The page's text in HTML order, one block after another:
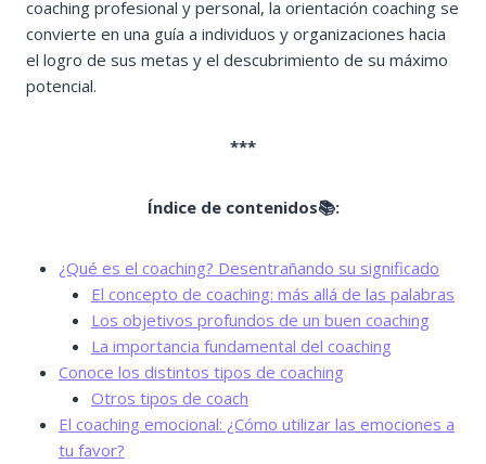
coaching profesional y personal, la orientación coaching se
convierte en una guía a individuos y organizaciones hacia
el logro de sus metas y el descubrimiento de su máximo
potencial.
***
Índice de contenidos📚:
¿Qué es el coaching? Desentrañando su significado
El concepto de coaching: más allá de las palabras
Los objetivos profundos de un buen coaching
La importancia fundamental del coaching
Conoce los distintos tipos de coaching
Otros tipos de coach
El coaching emocional: ¿Cómo utilizar las emociones a
tu favor?